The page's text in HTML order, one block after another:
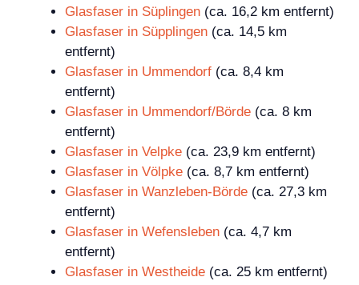
Glasfaser in Süplingen (ca. 16,2 km entfernt)
Glasfaser in Süpplingen (ca. 14,5 km
entfernt)
Glasfaser in Ummendorf (ca. 8,4 km
entfernt)
Glasfaser in Ummendorf/Börde (ca. 8 km
entfernt)
Glasfaser in Velpke (ca. 23,9 km entfernt)
Glasfaser in Völpke (ca. 8,7 km entfernt)
Glasfaser in Wanzleben-Börde (ca. 27,3 km
entfernt)
Glasfaser in Wefensleben (ca. 4,7 km
entfernt)
Glasfaser in Westheide (ca. 25 km entfernt)